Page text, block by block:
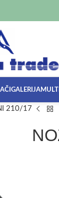
GALERIJA
210/17